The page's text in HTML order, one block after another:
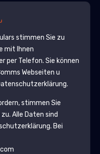
stimmen Sie zu
mit Ihnen
per Telefon. Sie können
Webseiten u
stimmen Sie
Alle Daten sind
. Bei